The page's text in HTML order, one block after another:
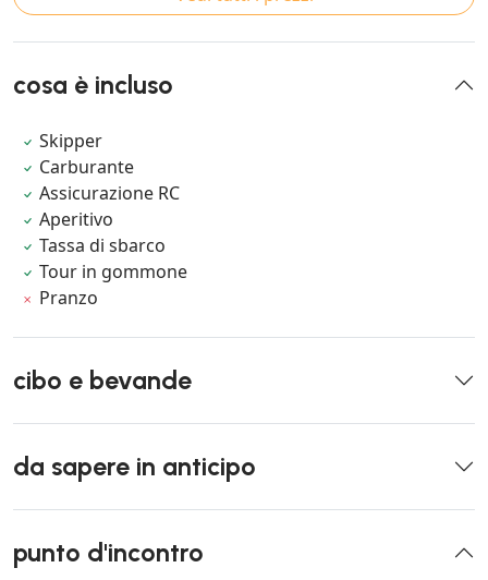
cosa è incluso
Skipper
Carburante
Assicurazione RC
Aperitivo
Tassa di sbarco
Tour in gommone
Pranzo
cibo e bevande
da sapere in anticipo
punto d'incontro